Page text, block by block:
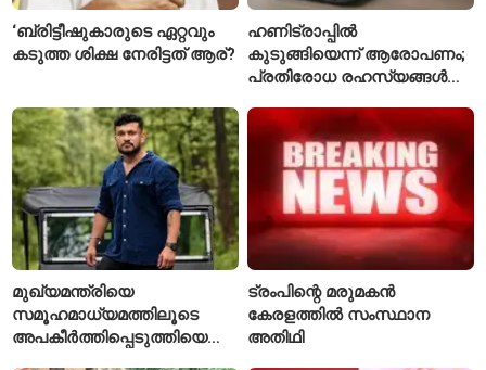
‘ബ്രിട്ടീഷുകാരുടെ ഏറ്റവും
കടുത്ത ശിക്ഷ നേരിട്ടത് ആര്?
ഹണിട്രാപ്പിൽ
കുടുങ്ങിയെന്ന് ആരോപണം;
പ്രതിരോധ രഹസ്യങ്ങൾ
വിങ് കമാൻഡർ അറസ്റ്റിൽ
മുഖ്യമന്ത്രിയെ
സമൂഹമാധ്യമത്തിലൂടെ
അപകീർത്തിപ്പെടുത്തിയെന്ന്
ട്രംപിന്റെ മരുമകൻ
കേരളത്തിൽ സംസ്ഥാന
അതിഥി